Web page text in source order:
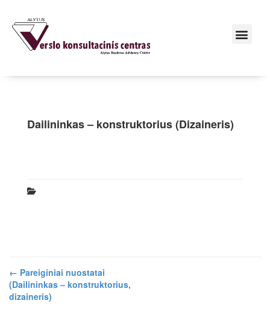
Dailininkas – konstruktorius (Dizaineris)
← Pareiginiai nuostatai
(Dailininkas – konstruktorius,
dizaineris)